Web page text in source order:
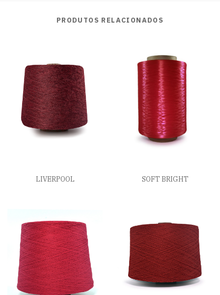
PRODUTOS RELACIONADOS
LIVERPOOL SOFT BRIGHT